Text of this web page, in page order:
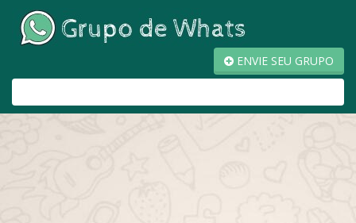
ENVIE SEU GRUPO